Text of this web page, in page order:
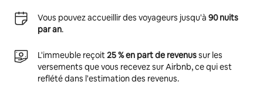
Vous pouvez accueillir des voyageurs jusqu'à 90 nuits
par an.
L'immeuble reçoit25 % en part de revenussur les
versements que vous recevez sur Airbnb, ce qui est
reflété dans l'estimation des revenus.